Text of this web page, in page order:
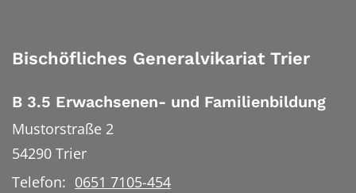
Bischöfliches Generalvikariat Trier
B 3.5 Erwachsenen- und Familienbildung
Mustorstraße 2
54290 Trier
Telefon: 0651 7105-454